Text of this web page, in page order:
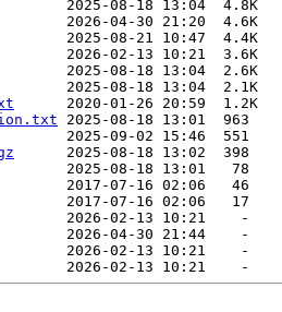
2025-08-18 13:04  4.8K
2026-04-30 21:20  4.6K
2025-08-21 10:47  4.4K
2026-02-13 10:21  3.6K
2025-08-18 13:04  2.6K
2025-08-18 13:04  2.1K
      2020-01-26 20:59  1.2K
2025-08-18 13:01  963
2025-09-02 15:46  551
      2025-08-18 13:02  398
2025-08-18 13:01   78
2017-07-16 02:06   46
2017-07-16 02:06   17
2026-02-13 10:21    -
2026-04-30 21:44    -
2026-02-13 10:21    -